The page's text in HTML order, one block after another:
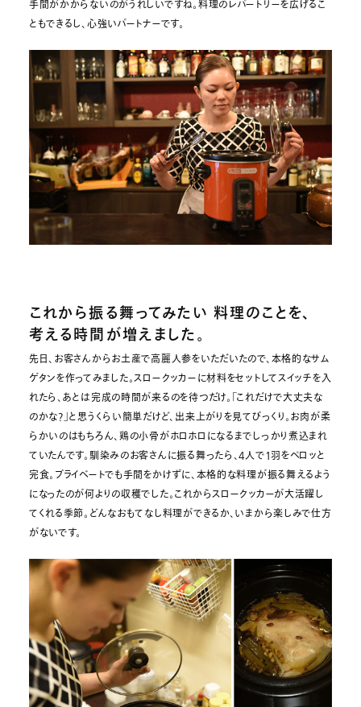
手間がかからないのがうれしいですね。料理のレパートリーを広げるこ
ともできるし、心強いパートナーです。
これから振る舞ってみたい 料理のことを、
考える時間が増えました。
先日、お客さんからお土産で高麗人参をいただいたので、本格的なサム
ゲタンを作ってみました。スロークッカーに材料をセットしてスイッチを入
れたら、あとは完成の時間が来るのを待つだけ。「これだけで大丈夫な
のかな?」と思うくらい簡単だけど、出来上がりを見てびっくり。お肉が柔
らかいのはもちろん、鶏の小骨がホロホロになるまでしっかり煮込まれ
ていたんです。馴染みのお客さんに振る舞ったら、4人で1羽をペロッと
完食。プライベートでも手間をかけずに、本格的な料理が振る舞えるよう
になったのが何よりの収穫でした。これからスロークッカーが大活躍し
てくれる季節。どんなおもてなし料理ができるか、いまから楽しみで仕方
がないです。